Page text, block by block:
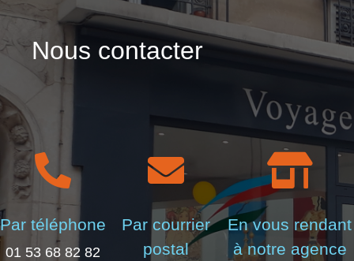
Nous contacter
Par téléphone
01 53 68 82 82
Par courrier
postal
En vous rendant
à notre agence